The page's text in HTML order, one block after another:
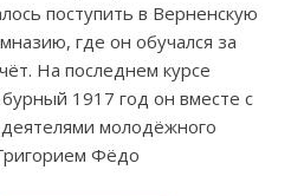
поступить в Верненскую
где он обучался за
На последнем курсе
1917 год он вместе с
молодёжного
Фёдо